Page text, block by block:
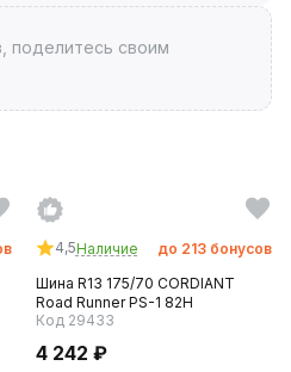
поделитесь своим
4,5Наличие до 213 бонусов
Шина R13 175/70 CORDIANT
Road Runner PS-1 82H
Код 29433
4 242 ₽